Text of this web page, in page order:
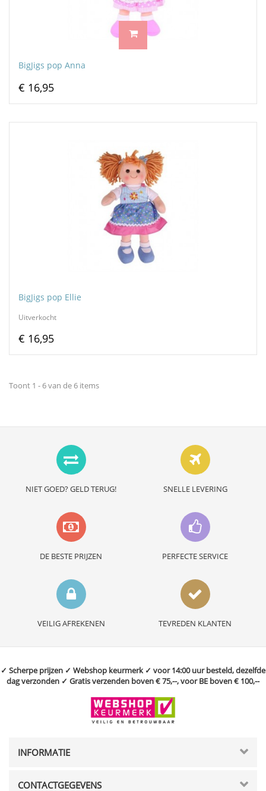
BigJigs pop Anna
€ 16,95
BigJigs pop Ellie
Uitverkocht
€ 16,95
Toont 1 - 6 van de 6 items
NIET GOED? GELD TERUG! SNELLE LEVERING
DE BESTE PRIJZEN PERFECTE SERVICE
VEILIG AFREKENEN TEVREDEN KLANTEN
✓ Scherpe prijzen ✓ Webshop keurmerk ✓ voor 14:00 uur besteld, dezelfde
dag verzonden ✓ Gratis verzenden boven € 75,--, voor BE boven € 100,--
INFORMATIE
CONTACTGEGEVENS